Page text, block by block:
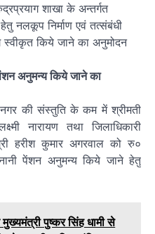
शाखा के अन्तर्गत
नलकूप निर्माण एवं तत्संबंधी
स्वीकृत किये जाने का अनुमोदन
अनुमन्य किये जाने का
नगर की संस्तुति के कम में श्रीमती
नारायण तथा जिलाधिकारी
हरीश कुमार अगरवाल को रु०
पेंशन अनुमन्य किये जाने हेतु
पुष्कर सिंह धामी से